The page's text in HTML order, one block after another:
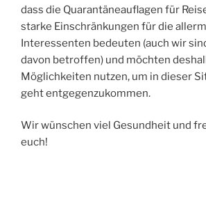
dass die Quarantäneauflagen für
starke Einschränkungen für die
Interessenten bedeuten (auch wir
davon betroffen) und möchten
Möglichkeiten nutzen, um in dieser
geht entgegenzukommen.
Wir wünschen viel Gesundheit und
euch!